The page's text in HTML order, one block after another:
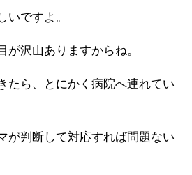
いですよ。
が沢山ありますからね。
たら、とにかく病院へ連れてい
が判断して対応すれば問題ない